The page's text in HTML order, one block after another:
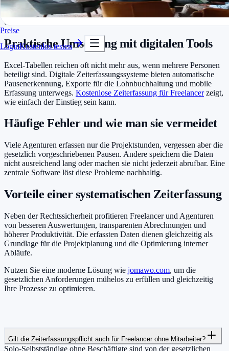
In Minuten startklar
Kostenlos testen
Preise
LoginKostenlos testen
Die Aufzeichnungen sind mindestens zwei Jahre aufzubewahren
und auf Verlangen der Behörden vorzulegen.
Praktische Umsetzung mit digitalen Tools
Excel-Tabellen reichen oft nicht mehr aus, wenn mehrere Personen
beteiligt sind. Digitale Zeiterfassungssysteme bieten automatische
Pausenerkennung, Exporte für die Lohnbuchhaltung und mobile
Erfassung unterwegs. Kostenlose Zeiterfassung für Freelancerzeigt,
wie einfach der Einstieg sein kann.
Häufige Fehler und wie man sie vermeidet
Viele Agenturen erfassen nur die Projektstunden, vergessen aber die
gesetzlich vorgeschriebenen Pausen. Andere speichern die Daten
nicht ausreichend lang oder machen sie nicht jederzeit abrufbar. Eine
zentrale Software löst diese Probleme nachhaltig.
Vorteile einer systematischen Zeiterfassung
Neben der Rechtssicherheit profitieren Freelancer und Agenturen
von besseren Auswertungen, transparenten Abrechnungen und
höherer Produktivität. Die erfassten Daten dienen gleichzeitig als
Grundlage für die Projektplanung und die Optimierung interner
Abläufe.
Nutzen Sie eine moderne Lösung wie jomawo.com, um die
gesetzlichen Anforderungen mühelos zu erfüllen und gleichzeitig
Ihre Prozesse zu optimieren.
Gilt die Zeiterfassungspflicht auch für Freelancer ohne Mitarbeiter?
Solo-Selbstständige ohne Beschäftigte sind von der gesetzlichen